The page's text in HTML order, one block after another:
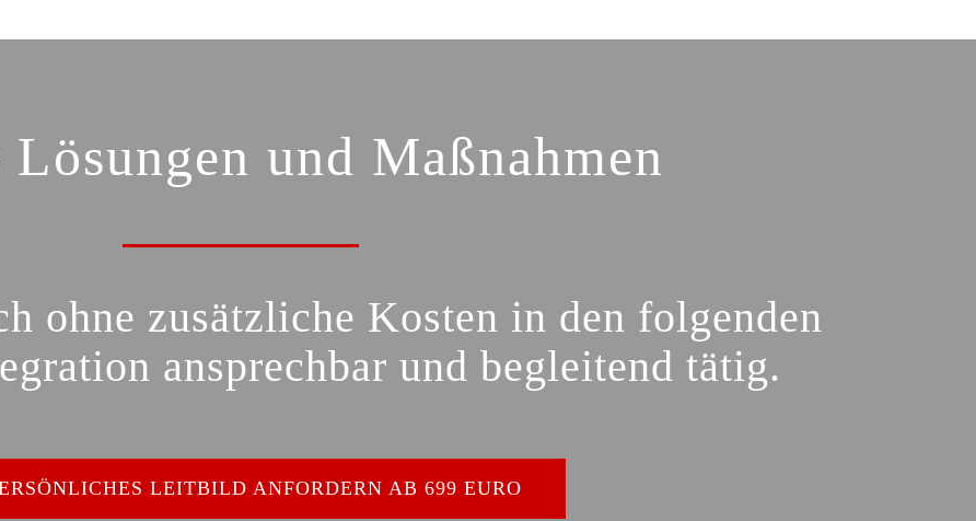
und Maßnahmen
ohne zusätzliche Kosten in den folgenden
ansprechbar und begleitend tätig.
LEITBILD ANFORDERN AB 699 EURO